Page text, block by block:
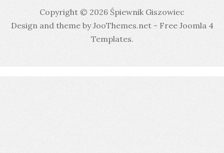
Copyright © 2026 Śpiewnik Giszowiec
Design and theme by JooThemes.net - Free Joomla 4
Templates.